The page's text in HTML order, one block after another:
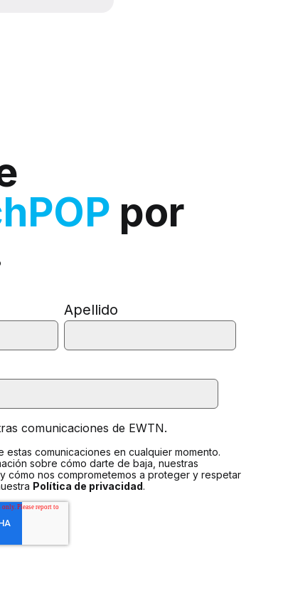
por
Apellido
comunicaciones de EWTN.
estas comunicaciones en cualquier momento.
sobre cómo darte de baja, nuestras
cómo nos comprometemos a proteger y respetar
Política de privacidad.